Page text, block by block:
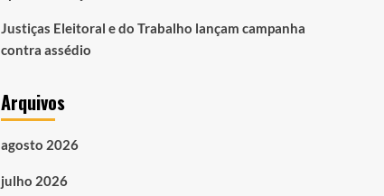
Justiças Eleitoral e do Trabalho lançam campanha
contra assédio
Arquivos
agosto 2026
julho 2026